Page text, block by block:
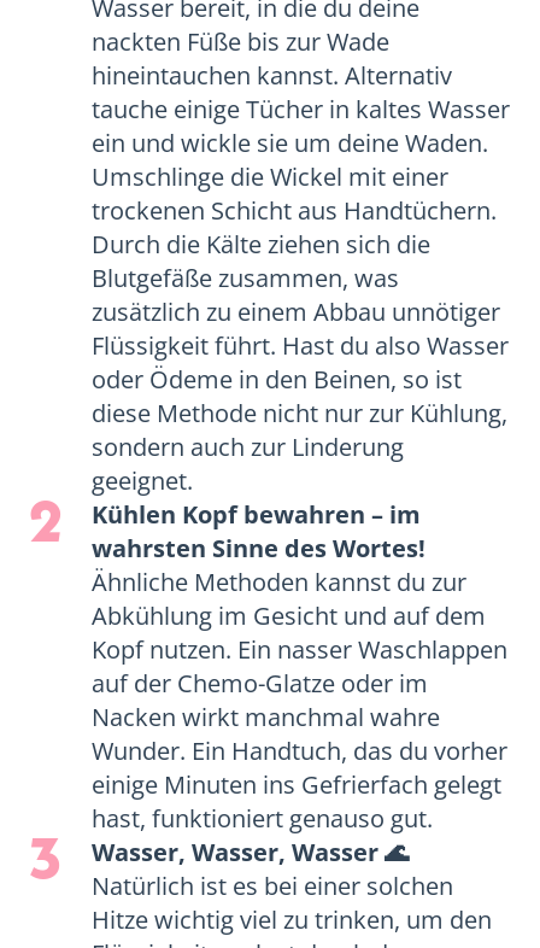
Wasser bereit, in die du deine
nackten Füße bis zur Wade
hineintauchen kannst. Alternativ
tauche einige Tücher in kaltes Wasser
ein und wickle sie um deine Waden.
Umschlinge die Wickel mit einer
trockenen Schicht aus Handtüchern.
Durch die Kälte ziehen sich die
Blutgefäße zusammen, was
zusätzlich zu einem Abbau unnötiger
Flüssigkeit führt. Hast du also Wasser
oder Ödeme in den Beinen, so ist
diese Methode nicht nur zur Kühlung,
sondern auch zur Linderung
geeignet.
2
Kühlen Kopf bewahren – im
wahrsten Sinne des Wortes!
Ähnliche Methoden kannst du zur
Abkühlung im Gesicht und auf dem
Kopf nutzen. Ein nasser Waschlappen
auf der Chemo-Glatze oder im
Nacken wirkt manchmal wahre
Wunder. Ein Handtuch, das du vorher
einige Minuten ins Gefrierfach gelegt
hast, funktioniert genauso gut.
3
Wasser, Wasser, Wasser 🌊
Natürlich ist es bei einer solchen
Hitze wichtig viel zu trinken, um den